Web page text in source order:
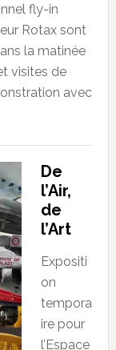
fly-in
Rotax sont
la matinée
visites de
avec
De
l’Air,
de
l’Art
Expositi
on
tempora
ire pour
l’Espace